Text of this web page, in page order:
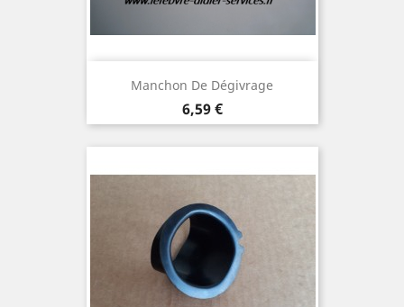
Manchon De Dégivrage
Prix
6,59 €